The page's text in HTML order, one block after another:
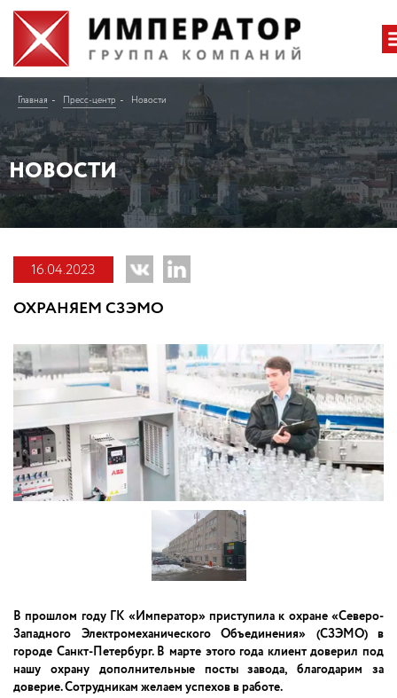
Главная Пресс-центр Новости
НОВОСТИ
16.04.2023
ОХРАНЯЕМ СЗЭМО
В прошлом году ГК «Император» приступила к охране «Северо-
Западного Электромеханического Объединения» (СЗЭМО) в
городе Санкт-Петербург. В марте этого года клиент доверил под
нашу охрану дополнительные посты завода, благодарим за
доверие. Сотрудникам желаем успехов в работе.